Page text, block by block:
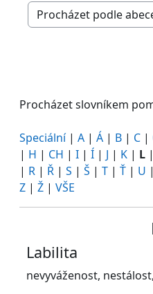
Procházet slovníkem
Procházet slovníkem
Speciální| A | Á | B | C |
| H | CH | I | Í | J | K | L |
| R | Ř | S | Š | T | Ť | U |
Z | Ž | VŠE
Labilita
nevyváženost,